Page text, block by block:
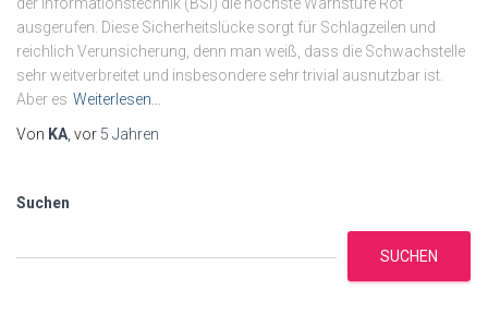
ausgerufen. Diese Sicherheitslücke sorgt für Schlagzeilen und
reichlich Verunsicherung, denn man weiß, dass die Schwachstelle
sehr weitverbreitet und insbesondere sehr trivial ausnutzbar ist.
Aber es Weiterlesen…
Von KA , vor 5 Jahren
Suchen
SUCHEN